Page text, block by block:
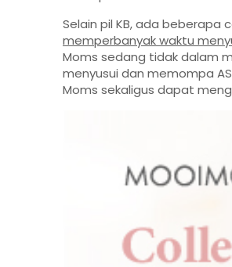
Selain pil KB, ada
memperbanyak waktu
Moms sedang tidak dalam
menyusui dan memompa
Moms sekaligus dapat